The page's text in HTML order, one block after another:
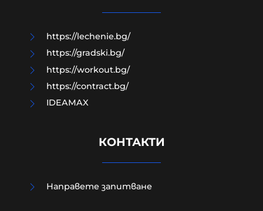
https://lechenie.bg/
https://gradski.bg/
https://workout.bg/
https://contract.bg/
IDEAMAX
КОНТАКТИ
Направете запитване